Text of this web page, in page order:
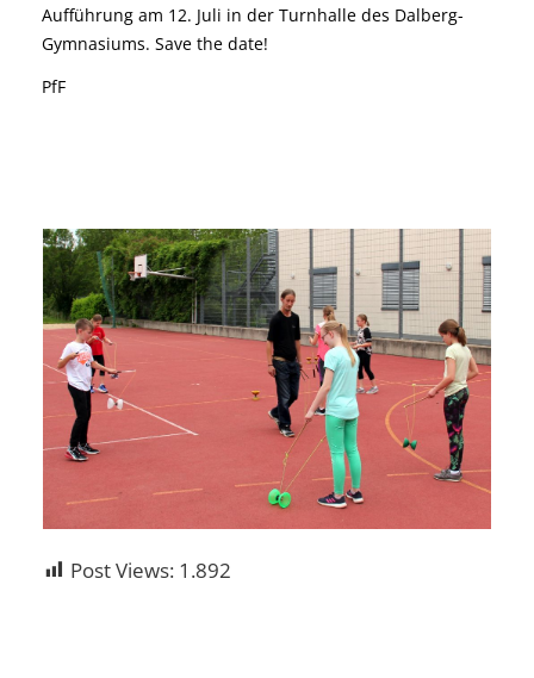
Aufführung am 12. Juli in der Turnhalle des Dalberg-
Gymnasiums. Save the date!
PfF
Post Views: 1.892